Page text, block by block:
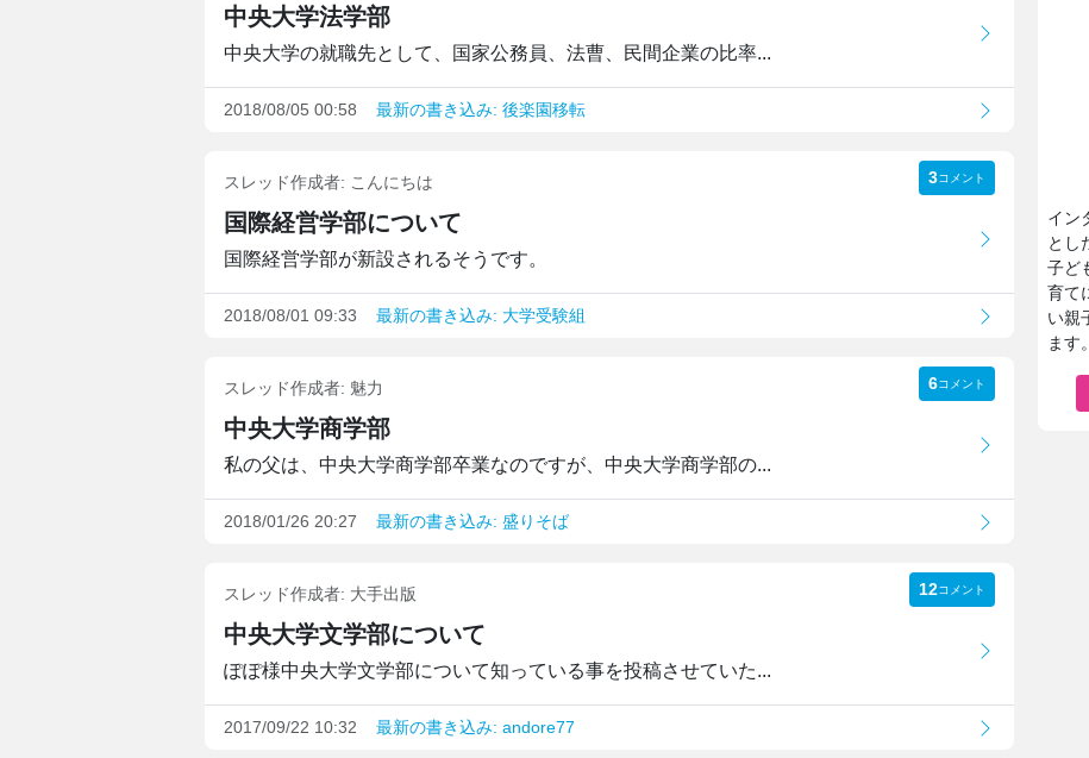
中央大学法学部
中央大学の就職先として、国家公務員、法曹、民間企業の比率...
2018/08/05 00:58 最新の書き込み: 後楽園移転
スレッド作成者: こんにちは 3コメント
国際経営学部について
国際経営学部が新設されるそうです。
2018/08/01 09:33 最新の書き込み: 大学受験組
スレッド作成者: 魅力 6コメント
中央大学商学部
私の父は、中央大学商学部卒業なのですが、中央大学商学部の...
2018/01/26 20:27 最新の書き込み: 盛りそば
スレッド作成者: 大手出版 12コメント
中央大学文学部について
ぽぽ様中央大学文学部について知っている事を投稿させていた...
2017/09/22 10:32 最新の書き込み: andore77
イン
とし
子ど
育て
い親
ます。